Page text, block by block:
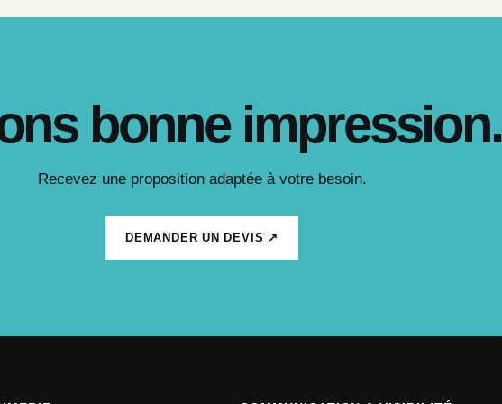
bonne impression.
Recevez une proposition adaptée à votre besoin.
DEMANDER UN DEVIS ↗